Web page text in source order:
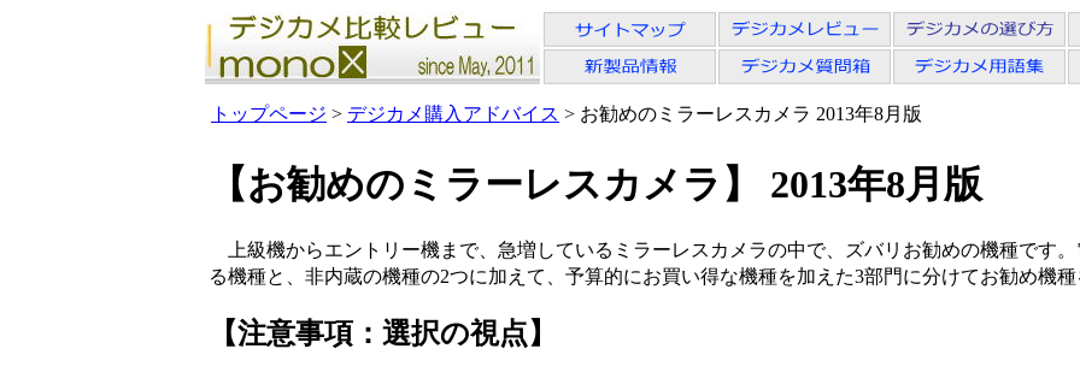
トップページ > デジカメ購入アドバイス > お勧めのミラーレスカメラ 2013年8月版
【お勧めのミラーレスカメラ】 2013年8月版
上級機からエントリー機まで、急増しているミラーレスカメラの中で、ズバリお勧めの機種です
る機種と、非内蔵の機種の2つに加えて、予算的にお買い得な機種を加えた3部門に分けてお勧め機種
【注意事項：選択の視点】